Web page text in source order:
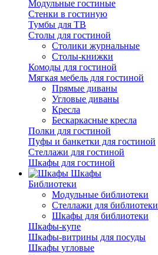
Модульные гостиные
Стенки в гостиную
Тумбы для ТВ
Столы для гостиной
Столики журнальные
Столы-книжки
Комоды для гостиной
Мягкая мебель для гостиной
Прямые диваны
Угловые диваны
Кресла
Бескаркасные кресла
Полки для гостиной
Пуфы и банкетки для гостиной
Стеллажи для гостиной
Шкафы для гостиной
Шкафы
Библиотеки
Модульные библиотеки
Стеллажи для библиотеки
Шкафы для библиотеки
Шкафы-купе
Шкафы-витрины для посуды
Шкафы угловые